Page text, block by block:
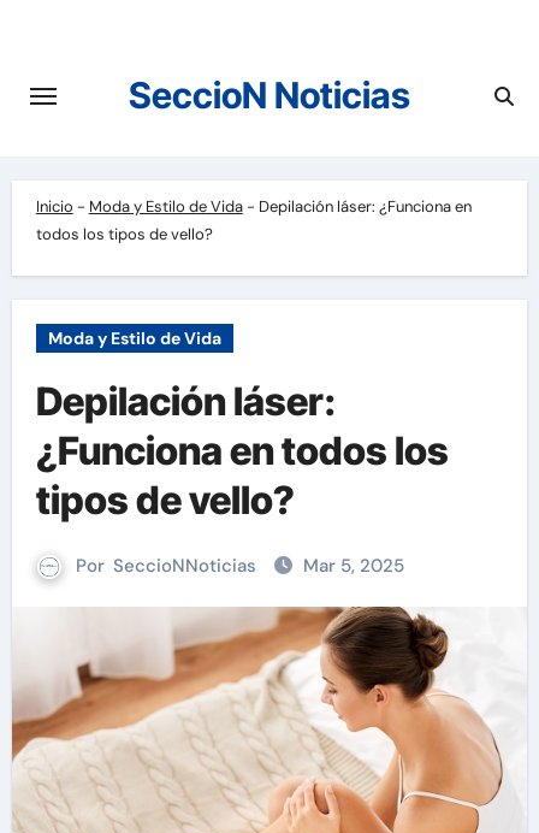
contenido
SeccioN Noticias
Inicio - Moda y Estilo de Vida- Depilación láser: ¿Funciona en
todos los tipos de vello?
Moda y Estilo de Vida
Depilación láser:
¿Funciona en todos los
tipos de vello?
Por SeccioNNoticias Mar 5, 2025